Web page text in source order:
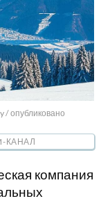
/ опубликовано
КАНАЛ
компания